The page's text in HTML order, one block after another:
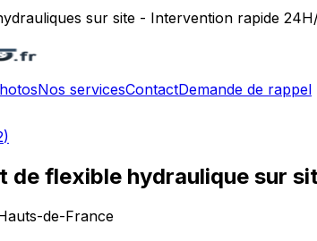
sur site - Intervention rapide
Nos servicesContactDemande de rappel
)
de flexible hydraulique sur
de-France